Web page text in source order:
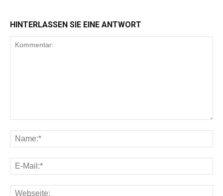
HINTERLASSEN SIE EINE ANTWORT